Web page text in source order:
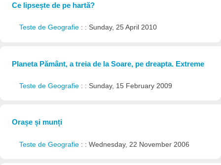
Ce lipsește de pe hartă?
Teste de Geografie : : Sunday, 25 April 2010
Planeta Pământ, a treia de la Soare, pe dreapta. Extreme
Teste de Geografie : : Sunday, 15 February 2009
Orașe și munți
Teste de Geografie : : Wednesday, 22 November 2006